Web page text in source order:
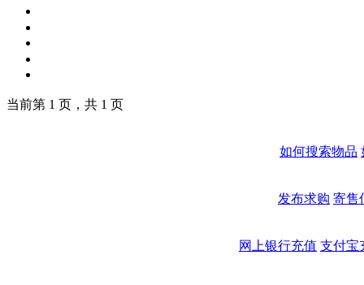
当前第 1 页，共 1 页
如何搜索物品
发布求购 寄售
网上银行充值 支付宝